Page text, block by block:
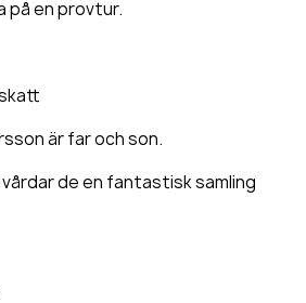
på en provtur.
är far och son.
de en fantastisk samling